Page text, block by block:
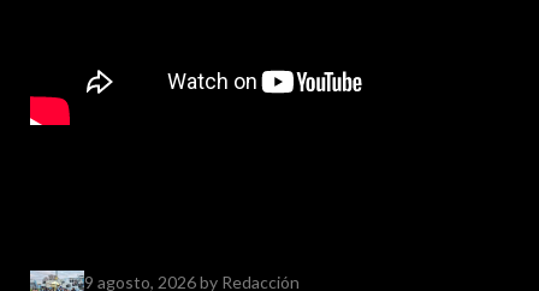
9 agosto, 2026by Redacción